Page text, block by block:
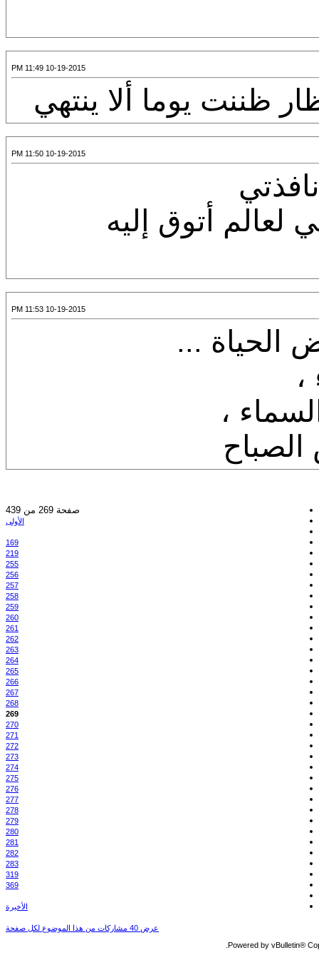
10-19-2015 11:49 PM
ظننت يوما ألا ينتهي
10-19-2015 11:50 PM
أتوق إليه
10-19-2015 11:53 PM
الحياة ...
،
صفحة 269 من 439
الأولى
169
219
255
256
257
258
259
260
261
262
263
264
265
266
267
268
269
270
271
272
273
274
275
276
277
278
279
280
281
282
283
319
369
الأخيرة
عرض 40 مشاركات من هذا الموضوع لكل صفحة
Powered by vBulletin®